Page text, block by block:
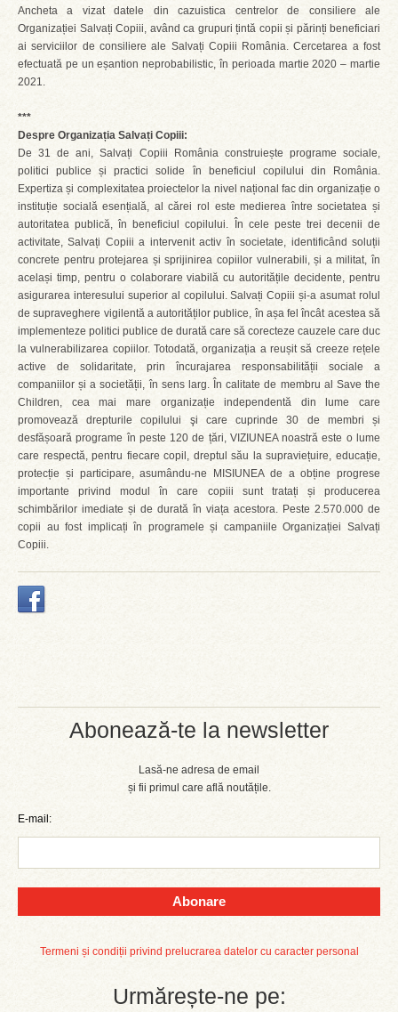
Abonează-te la newsletter
Lasă-ne adresa de email
și fii primul care află noutățile.
E-mail:
Abonare
Termeni și condiții privind prelucrarea datelor cu caracter personal
Urmărește-ne pe:
Ancheta a vizat datele din cazuistica centrelor de consiliere ale
Organizației Salvați Copiii, având ca grupuri țintă copii și părinți beneficiari
ai serviciilor de consiliere ale Salvați Copiii România. Cercetarea a fost
efectuată pe un eșantion neprobabilistic, în perioada martie 2020 – martie
2021.
***
Despre Organizația Salvați Copiii:
De 31 de ani, Salvați Copiii România construiește programe sociale,
politici publice și practici solide în beneficiul copilului din România.
Expertiza și complexitatea proiectelor la nivel național fac din organizație o
instituție socială esențială, al cărei rol este medierea între societatea și
autoritatea publică, în beneficiul copilului. În cele peste trei decenii de
activitate, Salvați Copiii a intervenit activ în societate, identificând soluții
concrete pentru protejarea și sprijinirea copiilor vulnerabili, și a militat, în
același timp, pentru o colaborare viabilă cu autoritățile decidente, pentru
asigurarea interesului superior al copilului. Salvați Copiii și-a asumat rolul
de supraveghere vigilentă a autorităților publice, în așa fel încât acestea să
implementeze politici publice de durată care să corecteze cauzele care duc
la vulnerabilizarea copiilor. Totodată, organizația a reușit să creeze rețele
active de solidaritate, prin încurajarea responsabilității sociale a
companiilor și a societății, în sens larg. În calitate de membru al Save the
Children, cea mai mare organizație independentă din lume care
promovează drepturile copilului şi care cuprinde 30 de membri și
desfășoară programe în peste 120 de țări, VIZIUNEA noastră este o lume
care respectă, pentru fiecare copil, dreptul său la supraviețuire, educație,
protecție și participare, asumându-ne MISIUNEA de a obține progrese
importante privind modul în care copiii sunt tratați și producerea
schimbărilor imediate și de durată în viața acestora. Peste 2.570.000 de
copii au fost implicați în programele și campaniile Organizației Salvați
Copiii.